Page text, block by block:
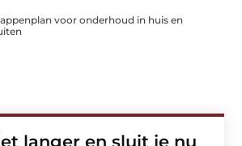
voor onderhoud in huis en
langer en sluit je nu